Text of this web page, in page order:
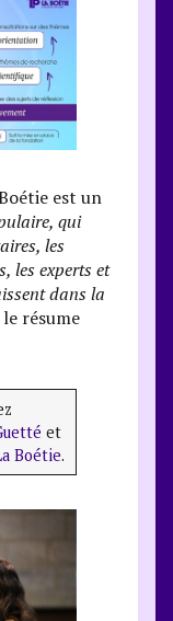
est un
qui
les
les experts et
dans la
résume
et
Boétie.